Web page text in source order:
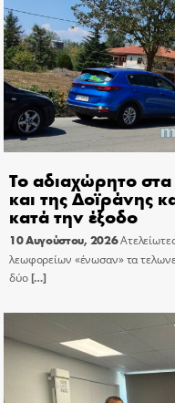
Το αδιαχώρητο
και της Δοϊράνης
κατά την έξοδο
10 Αυγούστου, 2026
λεωφορείων «ένωσαν» τα
δύο[…]